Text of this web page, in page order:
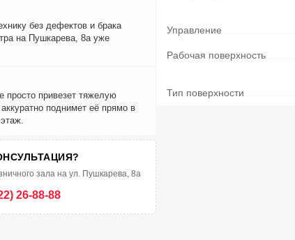
без дефектов и брака
на Пушкарева, 8а уже
просто привезет тяжелую
поднимет её прямо в
зала на ул. Пушкарева, 8а
26-88-88
Управление
Рабочая поверхность
Тип поверхности